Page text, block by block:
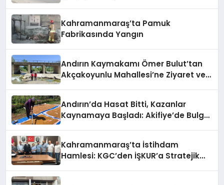
Kahramanmaraş’ta Pamuk
Fabrikasında Yangın
Andırın Kaymakamı Ömer Bulut’tan
Akçakoyunlu Mahallesi’ne Ziyaret ve
Andırın’da Hasat Bitti, Kazanlar
Kaynamaya Başladı: Akifiye’de Bulgur
Kahramanmaraş’ta İstihdam
Hamlesi: KGC’den İŞKUR’a Stratejik